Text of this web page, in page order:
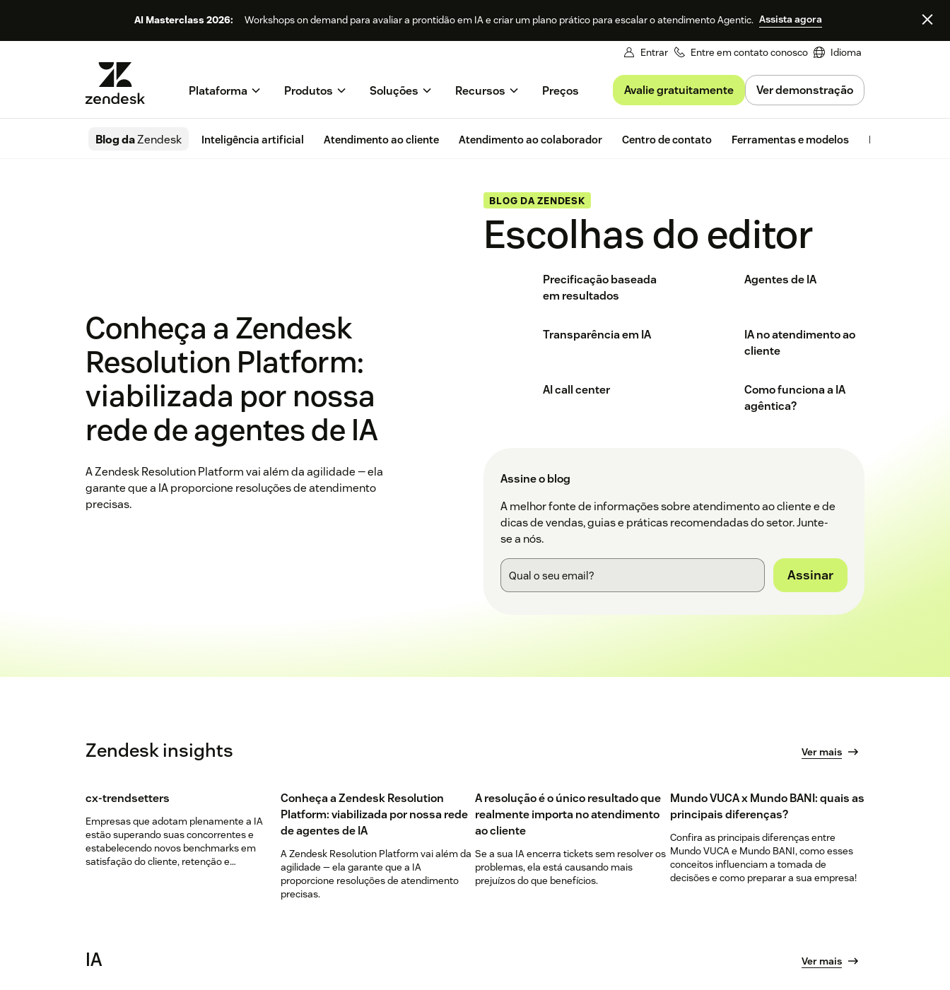
AI Masterclass 2026: Workshops on demand para avaliar a prontidão em IA e criar um plano prático para escalar o atendimento Agentic. Assista agora
Entrar Entre em contato conosco Idioma
Plataforma Produtos Soluções Recursos Preços Avalie gratuitamente Ver demonstração
Blog daZendesk Inteligência artificial Atendimento ao cliente Atendimento ao colaborador Centro de contato Ferramentas e modelos Insights da
Conheça a Zendesk
Resolution Platform:
viabilizada por nossa
rede de agentes de IA
A Zendesk Resolution Platform vai além da agilidade — ela
garante que a IA proporcione resoluções de atendimento
precisas.
BLOG DA ZENDESK
Escolhas do editor
Precificação baseada
em resultados
Agentes de IA
Transparência em IA
IA no atendimento ao
cliente
AI call center
Como funciona a IA
agêntica?
Assine o blog
A melhor fonte de informações sobre atendimento ao cliente e de
dicas de vendas, guias e práticas recomendadas do setor. Junte-
se a nós.
Assinar
Zendesk insights Ver mais
cx-trendsetters
Empresas que adotam plenamente a IA
estão superando suas concorrentes e
estabelecendo novos benchmarks em
satisfação do cliente, retenção e
Conheça a Zendesk Resolution
Platform: viabilizada por nossa rede
de agentes de IA
A Zendesk Resolution Platform vai além da
agilidade — ela garante que a IA
proporcione resoluções de atendimento
precisas.
A resolução é o único resultado que
realmente importa no atendimento
ao cliente
Se a sua IA encerra tickets sem resolver os
problemas, ela está causando mais
prejuízos do que benefícios.
Mundo VUCA x Mundo BANI: quais as
principais diferenças?
Confira as principais diferenças entre
Mundo VUCA e Mundo BANI, como esses
conceitos influenciam a tomada de
decisões e como preparar a sua empresa!
IA Ver mais